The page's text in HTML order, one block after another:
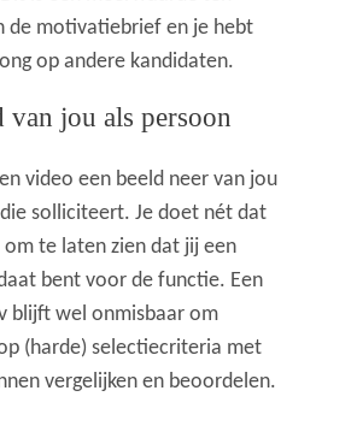
de motivatiebrief en je hebt
op andere kandidaten.
van jou als persoon
video een beeld neer van jou
solliciteert. Je doet nét dat
te laten zien dat jij een
bent voor de functie. Een
blijft wel onmisbaar om
(harde) selectiecriteria met
vergelijken en beoordelen.